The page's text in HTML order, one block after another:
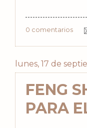
0 comentarios
lunes, 17 de
FENG
PARA